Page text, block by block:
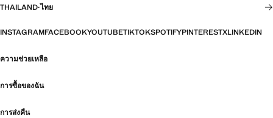
THAILAND·ไทย
INSTAGRAMFACEBOOKYOUTUBETIKTOKSPOTIFYPINTERESTXLINKEDIN
ความช่วยเหลือ
การซื้อของฉัน
การส่งคืน